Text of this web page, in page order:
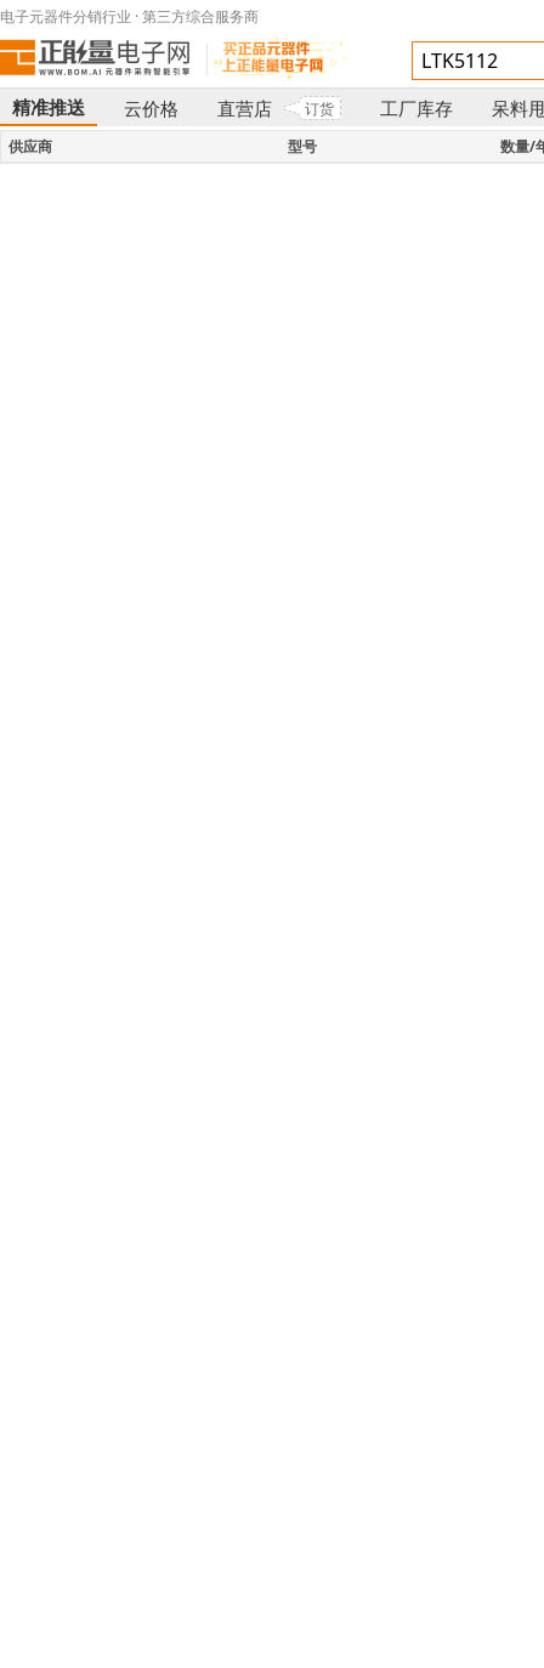
电子元器件分销行业 · 第三方综合服务商
精准推送 云价格 直营店 订货 工厂库存 呆料
供应商 型号 数量/
}